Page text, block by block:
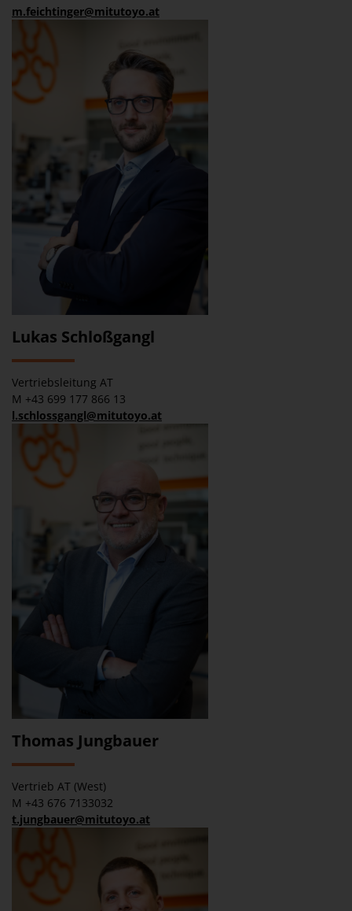
m.feichtinger@mitutoyo.at
Lukas Schloßgangl
Vertriebsleitung AT
M +43 699 177 866 13
l.schlossgangl@mitutoyo.at
Thomas Jungbauer
Vertrieb AT (West)
M +43 676 7133032
t.jungbauer@mitutoyo.at